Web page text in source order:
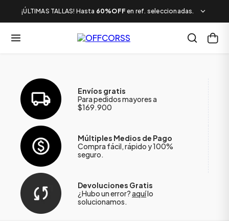
¡ÚLTIMAS TALLAS! Hasta 60%OFF en ref. seleccionadas.
Envíos gratis
Para pedidos mayores a
$169.900
Múltiples Medios de Pago
Compra fácil, rápido y 100%
seguro.
Devoluciones Gratis
¿Hubo un error?aquílo
solucionamos.